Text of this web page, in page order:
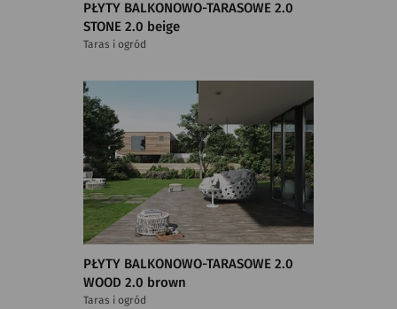
PŁYTY BALKONOWO-TARASOWE 2.0
STONE 2.0 beige
Taras i ogród
PŁYTY BALKONOWO-TARASOWE 2.0
WOOD 2.0 brown
Taras i ogród